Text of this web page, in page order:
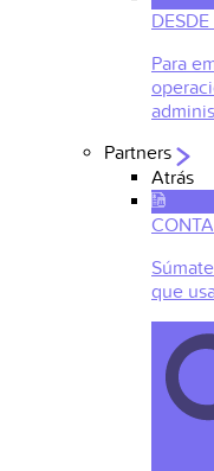
Para
Partners
Atrás
que